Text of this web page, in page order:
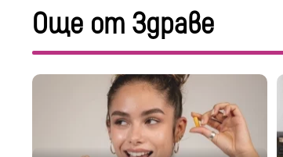
Още от Здраве